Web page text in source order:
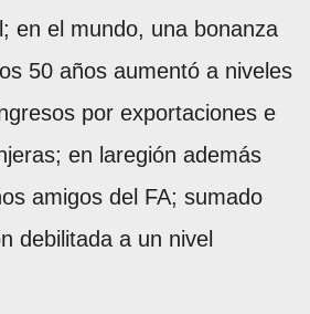
en el mundo, una bonanza
50 años aumentó a niveles
por exportaciones e
en laregión además
amigos del FA; sumado
debilitada a un nivel